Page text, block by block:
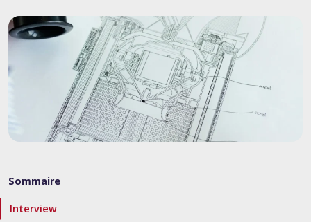
Sommaire
Interview